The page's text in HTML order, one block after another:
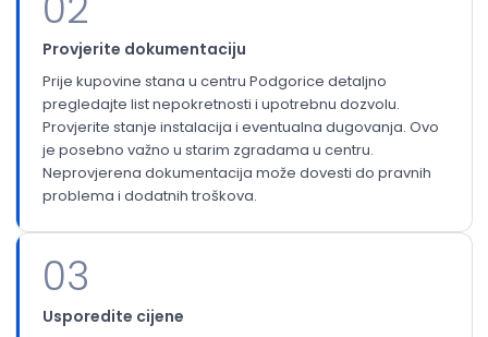
Provjerite dokumentaciju
Prije kupovine stana u centru Podgorice detaljno
pregledajte list nepokretnosti i upotrebnu dozvolu.
Provjerite stanje instalacija i eventualna dugovanja. Ovo
je posebno važno u starim zgradama u centru.
Neprovjerena dokumentacija može dovesti do pravnih
problema i dodatnih troškova.
03
Usporedite cijene